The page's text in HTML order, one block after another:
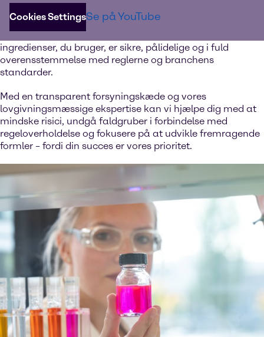
Cookies SettingsSe på YouTube
for at hjælpe dig med at kunne navigere med ro i sindet i
de forskellige standarder. Vores ekspertteam
samarbejder tæt med leverandørerne for at sikre, at de
ingredienser, du bruger, er sikre, pålidelige og i fuld
overensstemmelse med reglerne og branchens
standarder.
Med en transparent forsyningskæde og vores
lovgivningsmæssige ekspertise kan vi hjælpe dig med at
mindske risici, undgå faldgruber i forbindelse med
regeloverholdelse og fokusere på at udvikle fremragende
formler – fordi din succes er vores prioritet.